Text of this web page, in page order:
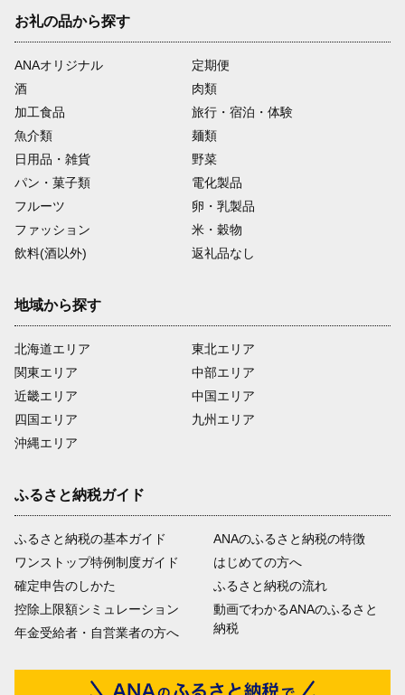
お礼の品から探す
ANAオリジナル
定期便
酒
肉類
加工食品
旅行・宿泊・体験
魚介類
麺類
日用品・雑貨
野菜
パン・菓子類
電化製品
フルーツ
卵・乳製品
ファッション
米・穀物
飲料(酒以外)
返礼品なし
地域から探す
北海道エリア
関東エリア
近畿エリア
四国エリア
沖縄エリア
東北エリア
中部エリア
中国エリア
九州エリア
ふるさと納税ガイド
ふるさと納税の基本ガイド
ワンストップ特例制度ガイド
確定申告のしかた
控除上限額シミュレーション
年金受給者・自営業者の方へ
ANAのふるさと納税の特徴
はじめての方へ
ふるさと納税の流れ
動画でわかるANAのふるさと
納税